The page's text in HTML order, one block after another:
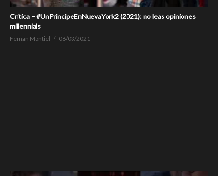
Crítica – #UnPrincipeEnNuevaYork2 (2021): no leas opiniones
millennials
Fernan Montiel 06/03/2021